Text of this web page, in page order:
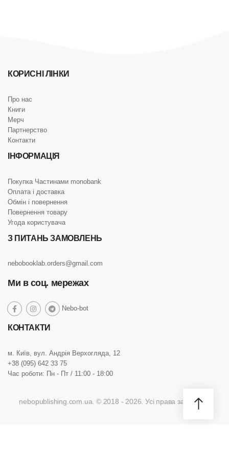
КОРИСНІ ЛІНКИ
Про нас
Книги
Мерч
Партнерство
Контакти
ІНФОРМАЦІЯ
Покупка Частинами monobank
Оплата і доставка
Обмін і повернення
Повернення товару
Угода користувача
З ПИТАНЬ ЗАМОВЛЕНЬ
nebobooklab.orders@gmail.com
Ми в соц. мережах
social social socialNebo-botsocial
КОНТАКТИ
м. Київ, вул. Андрія Верхогляда, 12
+38 (095) 642 33 75
Час роботи: Пн - Пт / 11:00 - 18:00
nebopublishing.com.ua. © 2018 - 2026. Усі права захищено